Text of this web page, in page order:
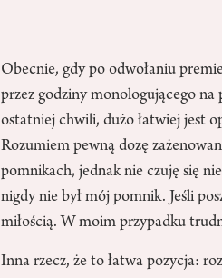
Obecnie, gdy po odwołaniu
przez godziny monologującego na
ostatniej chwili, dużo łatwiej jest
Rozumiem pewną dozę
pomnikach, jednak nie czuję się
nigdy nie był mój pomnik. Jeśli
miłością. W moim przypadku
Inna rzecz, że to łatwa pozycja: